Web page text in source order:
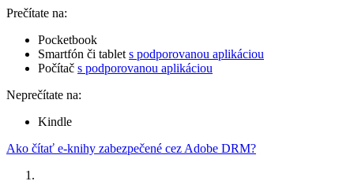
Prečítate na:
Pocketbook
Smartfón či tablet s podporovanou aplikáciou
Počítač s podporovanou aplikáciou
Neprečítate na:
Kindle
Ako čítať e-knihy zabezpečené cez Adobe DRM?